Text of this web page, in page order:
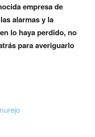
empresa de
alarmas y la
lo haya perdido, no
para averiguarlo